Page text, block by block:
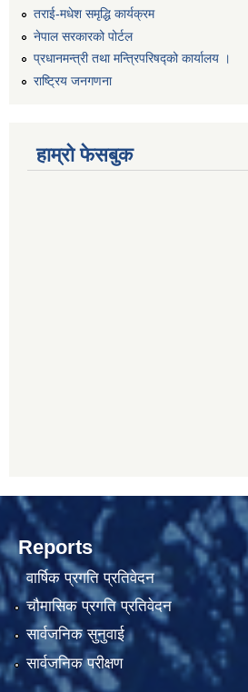
तराई-मधेश समृद्धि कार्यक्रम
नेपाल सरकारको पोर्टल
प्रधानमन्त्री तथा मन्त्रिपरिषद्को कार्यालय ।
राष्ट्रिय जनगणना
हाम्रो फेसबुक
Reports
वार्षिक प्रगति प्रतिवेदन
चौमासिक प्रगति प्रतिवेदन
सार्वजनिक सुनुवाई
सार्वजनिक परीक्षण